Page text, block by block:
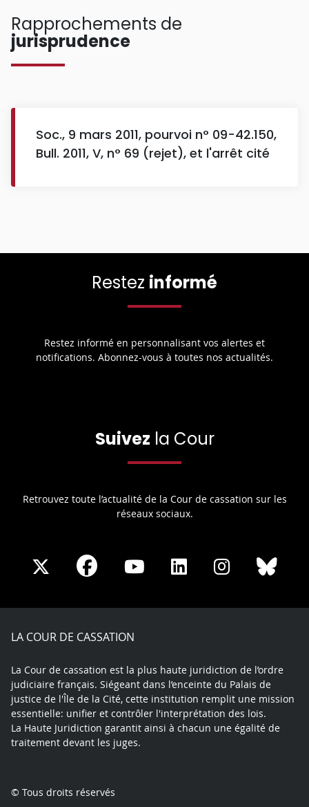
Rapprochements de
jurisprudence
Soc., 9 mars 2011, pourvoi n° 09-42.150,
Bull. 2011, V, n° 69 (rejet), et l'arrêt cité
Restez informé
Restez informé en personnalisant vos alertes et
notifications. Abonnez-vous à toutes nos actualités.
Suivez la Cour
Retrouvez toute l’actualité de la Cour de cassation sur les
réseaux sociaux.
Share
X
Share
Facebook
Share
Youtube
Share
LinkedIn
Share
Instagram
LA COUR DE CASSATION
La Cour de cassation est la plus haute juridiction de l’ordre
judiciaire français. Siégeant dans l’enceinte du Palais de
justice de l'Île de la Cité, cette institution remplit une mission
essentielle: unifier et contrôler l'interprétation des lois.
La Haute Juridiction garantit ainsi à chacun une égalité de
traitement devant les juges.
© Tous droits réservés